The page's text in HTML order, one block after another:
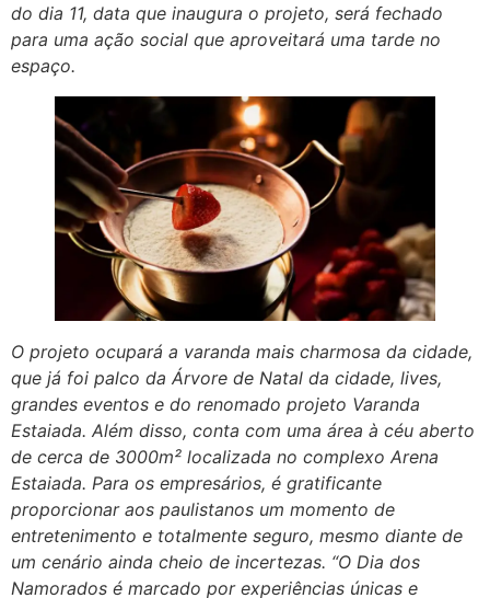
do dia 11, data que inaugura o projeto, será fechado
para uma ação social que aproveitará uma tarde no
espaço.
O projeto ocupará a varanda mais charmosa da cidade,
que já foi palco da Árvore de Natal da cidade, lives,
grandes eventos e do renomado projeto Varanda
Estaiada. Além disso, conta com uma área à céu aberto
de cerca de 3000m² localizada no complexo Arena
Estaiada. Para os empresários, é gratificante
proporcionar aos paulistanos um momento de
entretenimento e totalmente seguro, mesmo diante de
um cenário ainda cheio de incertezas. “O Dia dos
Namorados é marcado por experiências únicas e